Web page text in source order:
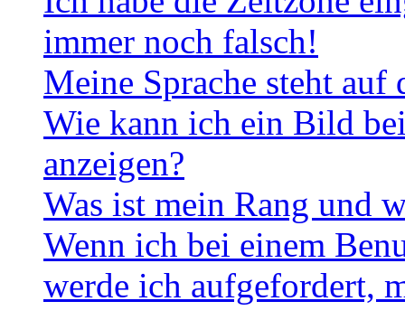
immer noch falsch!
Meine Sprache steht
Wie kann ich ein Bild
anzeigen?
Was ist mein Rang und
Wenn ich bei einem
werde ich aufgefordert,